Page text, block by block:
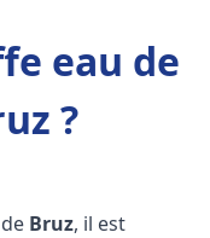
eau de
?
Bruz, il est